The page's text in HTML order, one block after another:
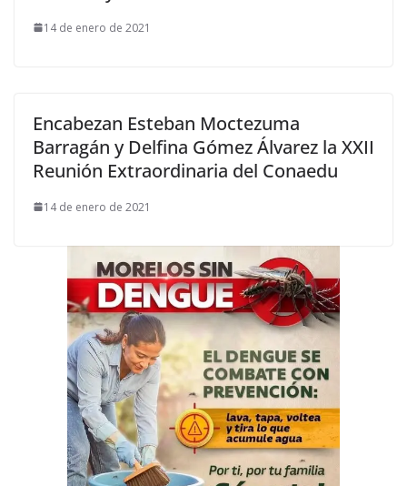
14 de enero de 2021
Encabezan Esteban Moctezuma
Barragán y Delfina Gómez Álvarez la XXII
Reunión Extraordinaria del Conaedu
14 de enero de 2021